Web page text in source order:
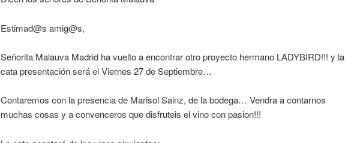
Estimad@s amig@s,
Señorita Malauva Madrid ha vuelto a encontrar otro proyecto hermano LADYBIRD!!! y la
cata presentación será el Viernes 27 de Septiembre…
Contaremos con la presencia de Marisol Sainz, de la bodega… Vendra a contarnos
muchas cosas y a convenceros que disfruteis el vino con pasion!!!